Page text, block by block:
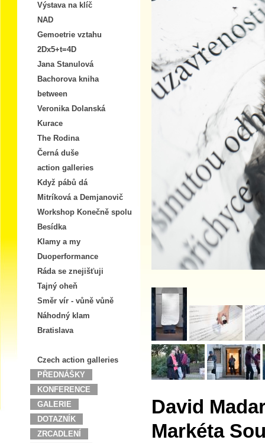
Výstava na klíč
NAD
Gemoetrie vztahu
2Dx5+t=4D
Jana Stanulová
Bachorova kniha
between
Veronika Dolanská
Kurace
The Rodina
Černá duše
action galleries
Když pábů dá
Mitríková a Demjanovič
Workshop Konečně spolu
Besídka
Klamy a my
Duoperformance
Ráda se znejišťuji
Tajný oheň
Směr vír - vůně vůně
Náhodný klam
Bratislava
Czech action galleries
PŘEDNÁŠKY
KONFERENCE
GALERIE
DOTAZNÍK
ZRCADLENÍ
David
Markéta